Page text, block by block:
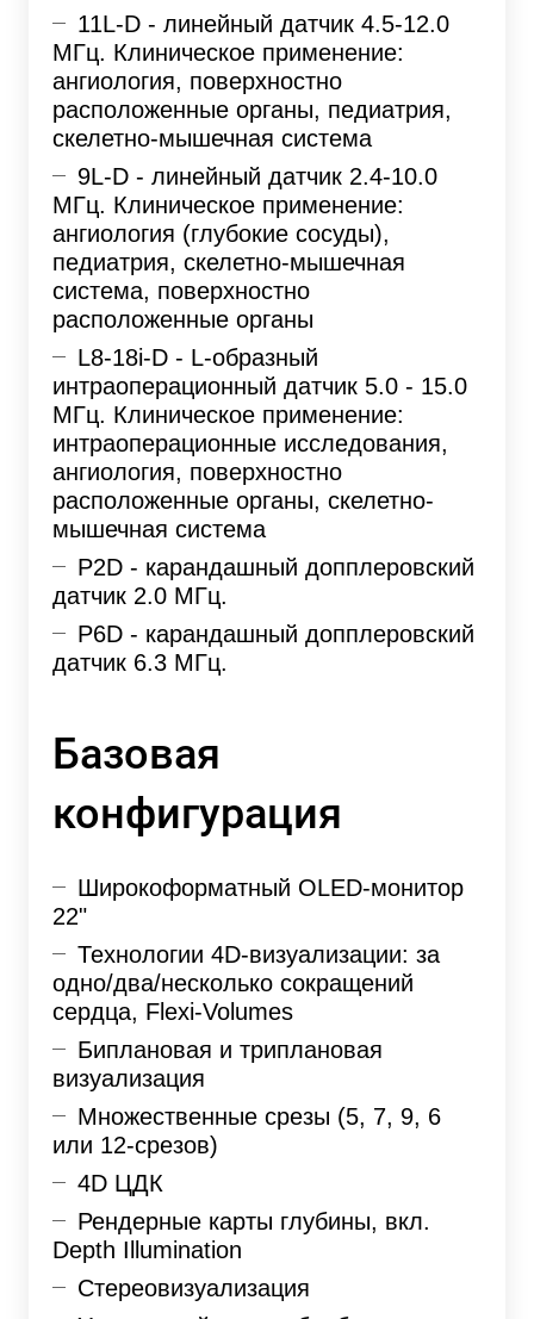
11L-D - линейный датчик 4.5-12.0
МГц. Клиническое применение:
ангиология, поверхностно
расположенные органы, педиатрия,
скелетно-мышечная система
9L-D - линейный датчик 2.4-10.0
МГц. Клиническое применение:
ангиология (глубокие сосуды),
педиатрия, скелетно-мышечная
система, поверхностно
расположенные органы
L8-18i-D - L-образный
интраоперационный датчик 5.0 - 15.0
МГц. Клиническое применение:
интраоперационные исследования,
ангиология, поверхностно
расположенные органы, скелетно-
мышечная система
P2D - карандашный допплеровский
датчик 2.0 МГц.
P6D - карандашный допплеровский
датчик 6.3 МГц.
Базовая
конфигурация
Широкоформатный OLED-монитор
22"
Технологии 4D-визуализации: за
одно/два/несколько сокращений
сердца, Flexi-Volumes
Биплановая и триплановая
визуализация
Множественные срезы (5, 7, 9, 6
или 12-срезов)
4D ЦДК
Рендерные карты глубины, вкл.
Depth Illumination
Стереовизуализация